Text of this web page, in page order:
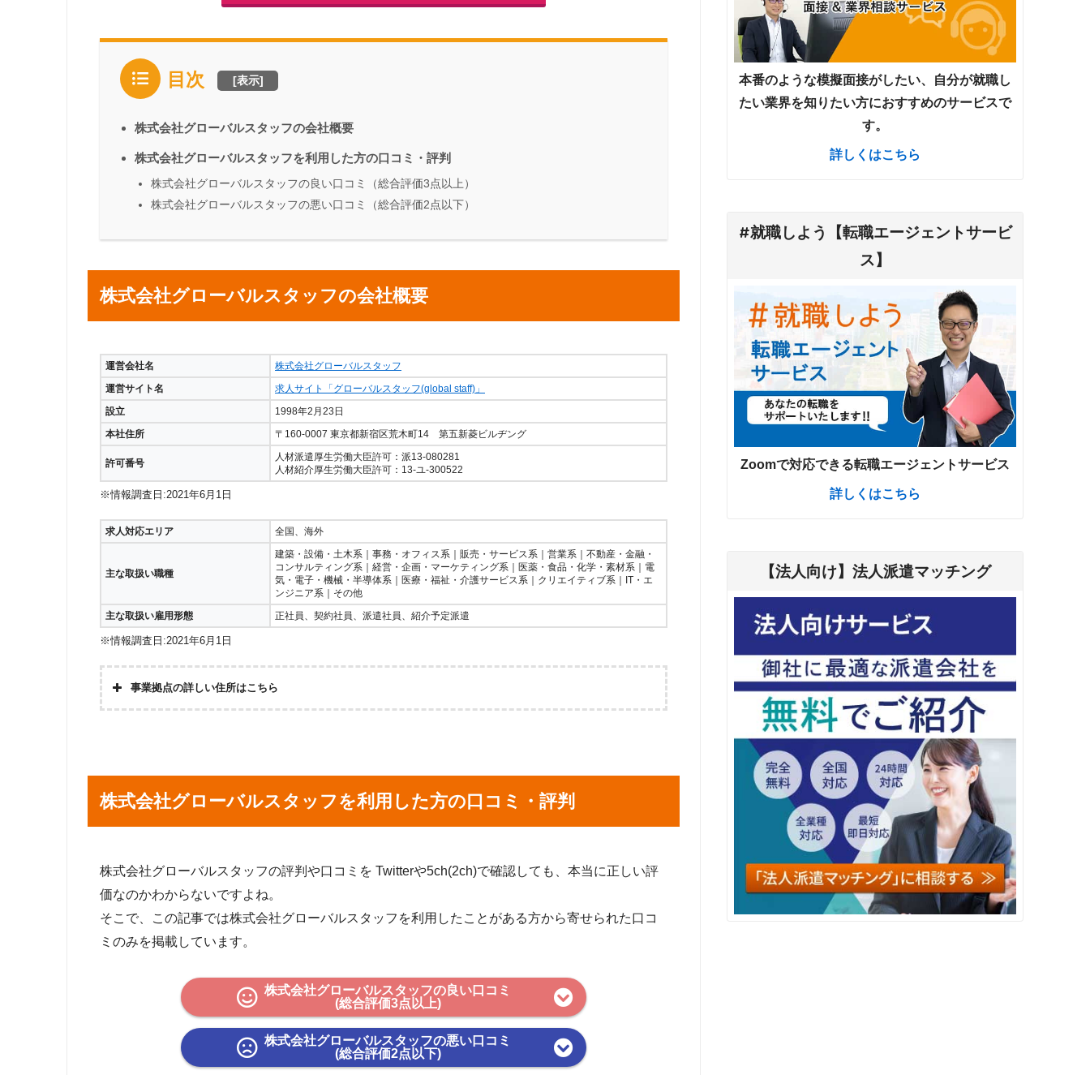
目次 [表示]
株式会社グローバルスタッフの会社概要
株式会社グローバルスタッフを利用した方の口コミ・評判
株式会社グローバルスタッフの良い口コミ（総合評価3点以上）
株式会社グローバルスタッフの悪い口コミ（総合評価2点以下）
株式会社グローバルスタッフの会社概要
運営会社名
株式会社グローバルスタッフ
運営サイト名
求人サイト「グローバルスタッフ(global staff)」
設立
1998年2月23日
本社住所
〒160-0007 東京都新宿区荒木町14 第五新菱ビルヂング
許可番号
人材派遣厚生労働大臣許可：派13-080281
人材紹介厚生労働大臣許可：13-ユ-300522
※情報調査日:2021年6月1日
求人対応エリア 全国、海外
主な取扱い職種
建築・設備・土木系｜事務・オフィス系｜販売・サービス系｜営業系｜不動産・金融・
コンサルティング系｜経営・企画・マーケティング系｜医薬・食品・化学・素材系｜電
気・電子・機械・半導体系｜医療・福祉・介護サービス系｜クリエイティブ系｜IT・エ
ンジニア系｜その他
主な取扱い雇用形態
正社員、契約社員、派遣社員、紹介予定派遣
※情報調査日:2021年6月1日
事業拠点の詳しい住所はこちら
株式会社グローバルスタッフを利用した方の口コミ・評判
株式会社グローバルスタッフの評判や口コミを Twitterや5ch(2ch)で確認しても、本当に正しい評
価なのかわからないですよね。
そこで、この記事では株式会社グローバルスタッフを利用したことがある方から寄せられた口コ
ミのみを掲載しています。
株式会社グローバルスタッフの良い口コミ
(総合評価3点以上)
株式会社グローバルスタッフの悪い口コミ
(総合評価2点以下)
本番のような模擬面接がしたい、自分が就職し
たい業界を知りたい方におすすめのサービスで
す。
詳しくはこちら
#就職しよう【転職エージェントサービ
ス】
Zoomで対応できる転職エージェントサービス
詳しくはこちら
【法人向け】法人派遣マッチング